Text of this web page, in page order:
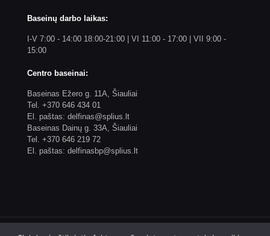
Baseinų darbo laikas:
I-V 7:00 - 14:00 18:00-21:00 | VI 11:00 - 17:00 | VII 9:00 -
15:00
Centro baseinai:
Baseinas Ežero g. 11A, Šiauliai
Tel. +370 646 434 01
El. paštas: delfinas@splius.lt
Baseinas Dainų g. 33A, Šiauliai
Tel. +370 646 219 72
El. paštas: delfinasbp@splius.lt